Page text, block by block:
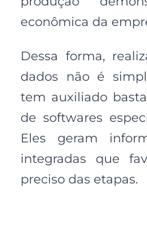
econômica da
Dessa forma,
dados não é
tem auxiliado
de softwares
Eles geram
integradas que
preciso das etapas.